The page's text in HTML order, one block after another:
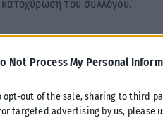
Not Process My Personal
opt-out of the sale, sharing to third
targeted advertising by us, please
του συλλόγου.
της πορείας ενός
της χώρας.